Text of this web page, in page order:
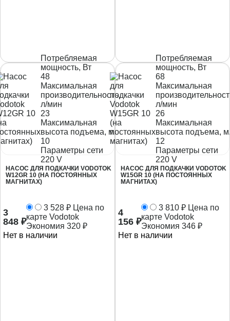
Потребляемая
мощность, Вт
48
Максимальная
производительность,
л/мин
23
Максимальная
высота подъема, м.
10
Параметры сети
220 V
НАСОС ДЛЯ ПОДКАЧКИ VODOTOK
W12GR 10 (НА ПОСТОЯННЫХ
МАГНИТАХ)
3
848 ₽
3 528 ₽ Цена по
карте Vodotok
Экономия 320 ₽
Нет в наличии
Потребляемая
мощность, Вт
68
Максимальная
л/мин
26
Максимальная
высота подъема,
12
Параметры сети
220 V
НАСОС ДЛЯ ПОДКАЧКИ VODOTOK
W15GR 10 (НА ПОСТОЯННЫХ
МАГНИТАХ)
4
156 ₽
3 810 ₽ Цена по
карте Vodotok
Экономия 346 ₽
Нет в наличии